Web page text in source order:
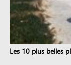
Les 10 plus belles